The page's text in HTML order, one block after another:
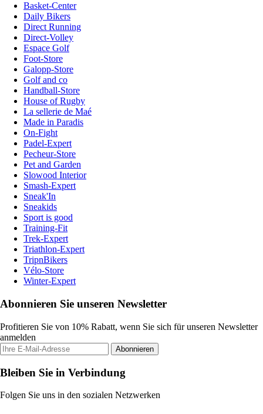
Basket-Center
Daily Bikers
Direct Running
Direct-Volley
Espace Golf
Foot-Store
Galopp-Store
Golf and co
Handball-Store
House of Rugby
La sellerie de Maé
Made in Paradis
On-Fight
Padel-Expert
Pecheur-Store
Pet and Garden
Slowood Interior
Smash-Expert
Sneak'In
Sneakids
Sport is good
Training-Fit
Trek-Expert
Triathlon-Expert
TripnBikers
Vélo-Store
Winter-Expert
Abonnieren Sie unseren Newsletter
Profitieren Sie von 10% Rabatt, wenn Sie sich für unseren Newsletter
anmelden
Abonnieren
Bleiben Sie in Verbindung
Folgen Sie uns in den sozialen Netzwerken